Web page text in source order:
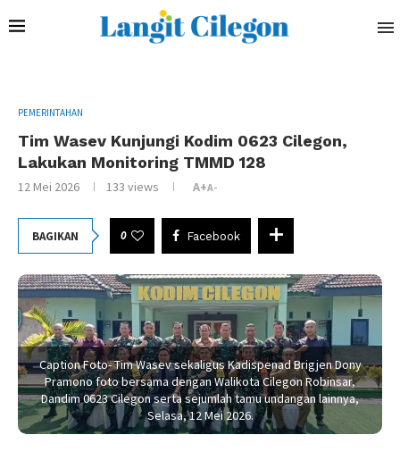
PEMERINTAHAN
Tim Wasev Kunjungi Kodim 0623 Cilegon,
Lakukan Monitoring TMMD 128
12 Mei 2026 133 views A+A-
BAGIKAN 0 Facebook
Caption Foto- Tim Wasev sekaligus Kadispenad Brigjen Dony
Pramono foto bersama dengan Walikota Cilegon Robinsar,
Dandim 0623 Cilegon serta sejumlah tamu undangan lainnya,
Selasa, 12 Mei 2026.